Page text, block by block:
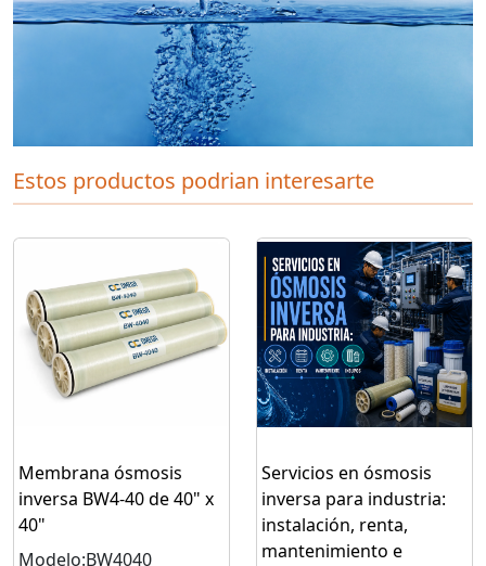
Estos productos podrian interesarte
Membrana ósmosis
inversa BW4-40 de 40" x
40"
Modelo:BW4040
Servicios en ósmosis
inversa para industria:
instalación, renta,
mantenimiento e